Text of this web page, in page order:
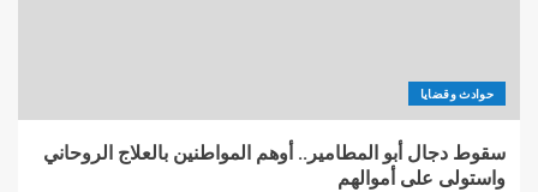
حوادث وقضايا
سقوط دجال أبو المطامير.. أوهم المواطنين بالعلاج الروحاني
واستولى على أموالهم